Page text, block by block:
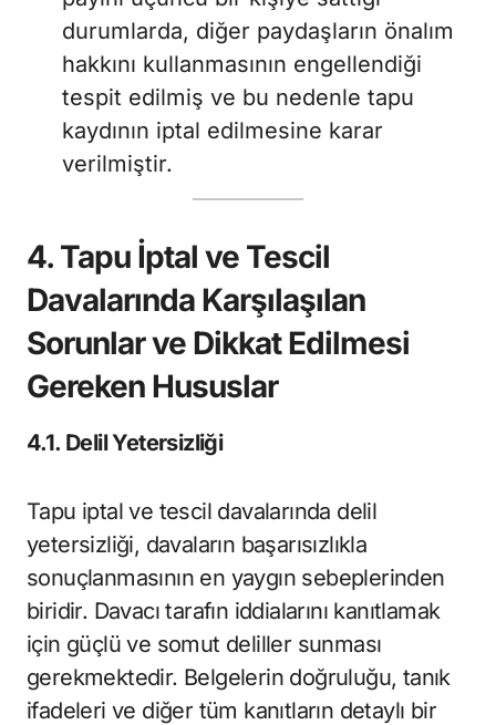
durumlarda, diğer paydaşların önalım
hakkını kullanmasının engellendiği
tespit edilmiş ve bu nedenle tapu
kaydının iptal edilmesine karar
verilmiştir.
4. Tapu İptal ve Tescil
Davalarında Karşılaşılan
Sorunlar ve Dikkat Edilmesi
Gereken Hususlar
4.1. Delil Yetersizliği
Tapu iptal ve tescil davalarında delil
yetersizliği, davaların başarısızlıkla
sonuçlanmasının en yaygın sebeplerinden
biridir. Davacı tarafın iddialarını kanıtlamak
için güçlü ve somut deliller sunması
gerekmektedir. Belgelerin doğruluğu, tanık
ifadeleri ve diğer tüm kanıtların detaylı bir